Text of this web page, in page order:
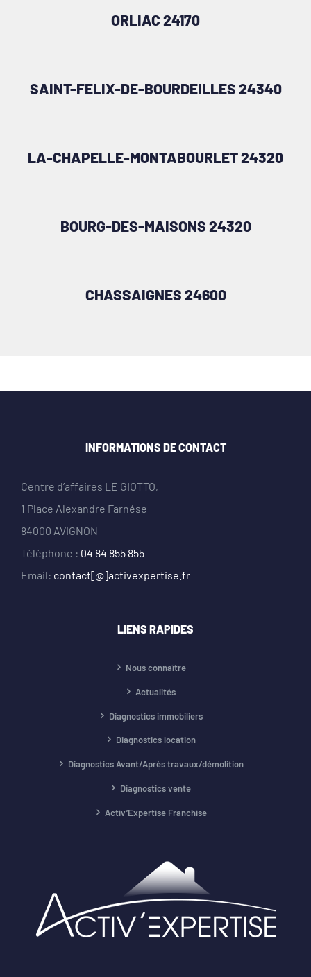
ORLIAC 24170
SAINT-FELIX-DE-BOURDEILLES 24340
LA-CHAPELLE-MONTABOURLET 24320
BOURG-DES-MAISONS 24320
CHASSAIGNES 24600
INFORMATIONS DE CONTACT
Centre d’affaires LE GIOTTO,
1 Place Alexandre Farnése
84000 AVIGNON
Téléphone : 04 84 855 855
Email: contact[@]activexpertise.fr
LIENS RAPIDES
Nous connaître
Actualités
Diagnostics immobiliers
Diagnostics location
Diagnostics Avant/Après travaux/démolition
Diagnostics vente
Activ’Expertise Franchise